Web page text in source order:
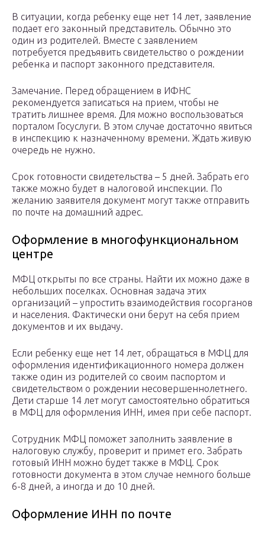
В ситуации, когда ребенку еще нет 14 лет, заявление
подает его законный представитель. Обычно это
один из родителей. Вместе с заявлением
потребуется предъявить свидетельство о рождении
ребенка и паспорт законного представителя.
Замечание. Перед обращением в ИФНС
рекомендуется записаться на прием, чтобы не
тратить лишнее время. Для можно воспользоваться
порталом Госуслуги. В этом случае достаточно явиться
в инспекцию к назначенному времени. Ждать живую
очередь не нужно.
Срок готовности свидетельства – 5 дней. Забрать его
также можно будет в налоговой инспекции. По
желанию заявителя документ могут также отправить
по почте на домашний адрес.
Оформление в многофункциональном
центре
МФЦ открыты по все страны. Найти их можно даже в
небольших поселках. Основная задача этих
организаций – упростить взаимодействия госорганов
и населения. Фактически они берут на себя прием
документов и их выдачу.
Если ребенку еще нет 14 лет, обращаться в МФЦ для
оформления идентификационного номера должен
также один из родителей со своим паспортом и
свидетельством о рождении несовершеннолетнего.
Дети старше 14 лет могут самостоятельно обратиться
в МФЦ для оформления ИНН, имея при себе паспорт.
Сотрудник МФЦ поможет заполнить заявление в
налоговую службу, проверит и примет его. Забрать
готовый ИНН можно будет также в МФЦ. Срок
готовности документа в этом случае немного больше
6-8 дней, а иногда и до 10 дней.
Оформление ИНН по почте